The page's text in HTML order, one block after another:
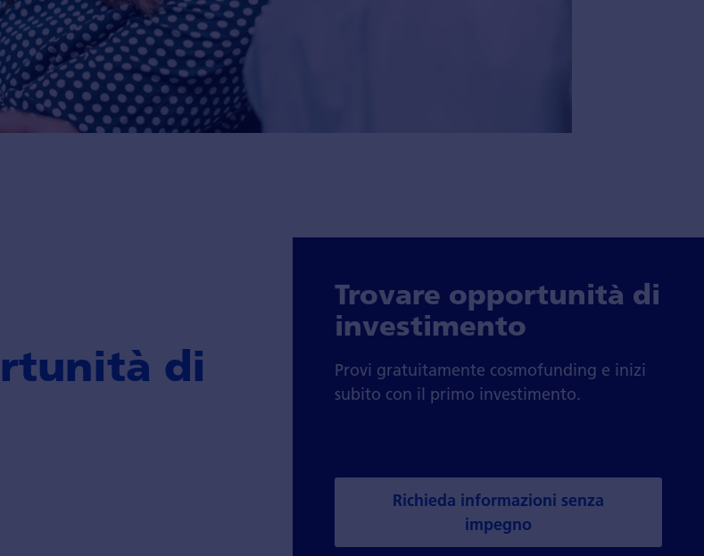
di
Trovare opportunità di
investimento
Provi gratuitamente cosmofunding e inizi
subito con il primo investimento.
Richieda informazioni senza
impegno